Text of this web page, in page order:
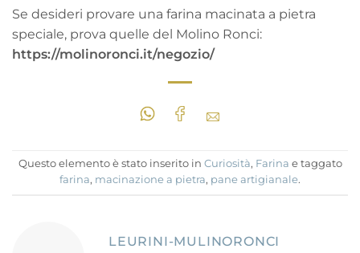
Se desideri provare una farina macinata a pietra
speciale, prova quelle del Molino Ronci:
https://molinoronci.it/negozio/
Questo elemento è stato inserito in Curiosità, Farina e taggato
farina, macinazione a pietra, pane artigianale.
LEURINI-MULINORONCI